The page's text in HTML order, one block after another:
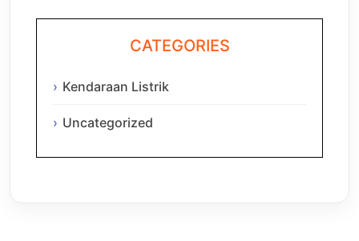
CATEGORIES
Kendaraan Listrik
Uncategorized